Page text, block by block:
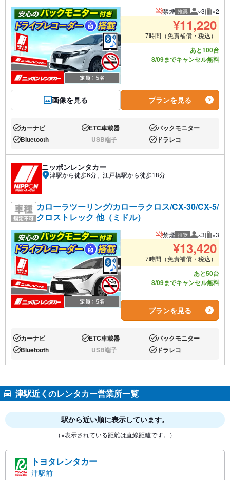
画像を見る
禁煙 推奨 推奨人数
×3 推奨
×2
¥11,220
7時間（免責補償・税込）
あと100台
8/09までキャンセル無料
プランを見る
あり:カーナビ あり:ETC車載器 あり:バックモニター
あり:Bluetooth なし:USB端子 あり:ドラレコ
ニッポンレンタカー
津駅から徒歩6分、江戸橋駅から徒歩18分
カローラツーリング/カローラクロス/CX-30/CX-5/
クロストレック 他（ミドル）
禁煙 推奨 推奨人数
×3 推奨
×3
¥13,420
7時間（免責補償・税込）
あと50台
8/09までキャンセル無料
プランを見る
あり:カーナビ あり:ETC車載器 あり:バックモニター
あり:Bluetooth なし:USB端子 あり:ドラレコ
津駅近くのレンタカー営業所一覧
駅から近い順に表示しています。
（※表示されている距離は直線距離です。）
トヨタレンタカー
津駅前